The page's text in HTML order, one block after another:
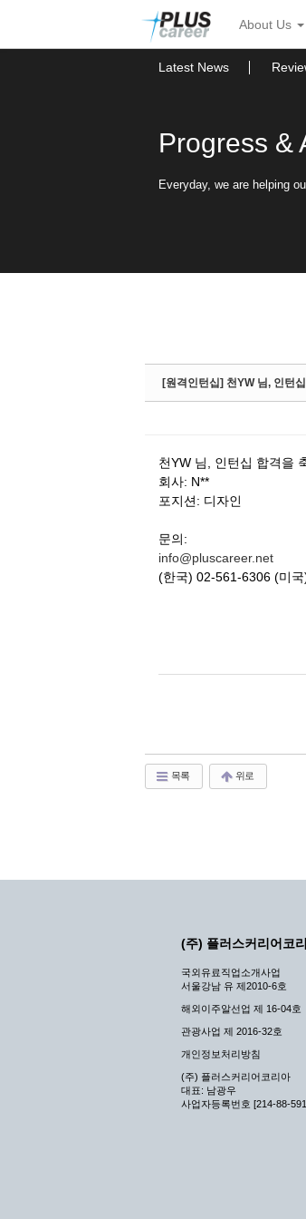
뉴
토
About Us
Latest News
Progress &
Everyday, we are helping
[원격인턴십] 천YW 님, 인턴
천YW 님, 인턴십 합격을
회사: N**
포지션: 디자인
문의:
info@pluscareer.net
(한국) 02-561-6306 (미
목록 위로
(주) 플러스커리어코
국외유료직업소개사업
서울강남 유 제2010-6호
해외이주알선업 제 16-04호
관광사업 제 2016-32호
개인정보처리방침
(주) 플러스커리어코리아
대표: 남광우
사업자등록번호 [214-88-